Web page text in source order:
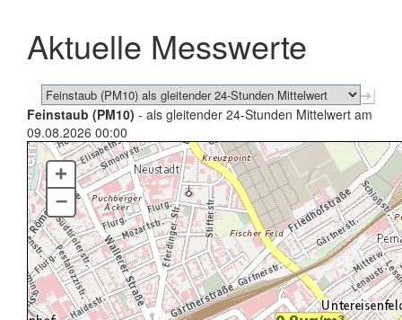
schließen
Aktuelle Messwerte
Feinstaub (PM10) - als gleitender 24-Stunden Mittelwert am
09.08.2026 00:00
+
–